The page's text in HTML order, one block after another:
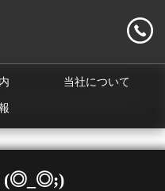
当社について
(◎_◎;)